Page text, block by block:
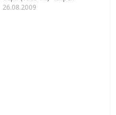
кылым өттү. Ошол күндөн
26.08.2009